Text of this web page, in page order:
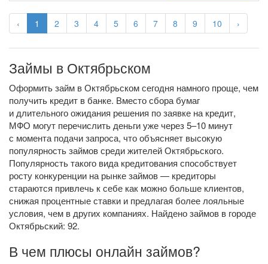
‹ 1 2 3 4 5 6 7 8 9 10 ›
Займы в Октябрьском
Оформить займ в Октябрьском сегодня намного проще, чем
получить кредит в банке. Вместо сбора бумаг
и длительного ожидания решения по заявке на кредит,
МФО могут перечислить деньги уже через 5–10 минут
с момента подачи запроса, что объясняет высокую
популярность займов среди жителей Октябрьского.
Популярность такого вида кредитования способствует
росту конкуренции на рынке займов — кредиторы
стараются привлечь к себе как можно больше клиентов,
снижая процентные ставки и предлагая более лояльные
условия, чем в других компаниях. Найдено займов в городе
Октябрьский: 92.
В чем плюсы онлайн займов?